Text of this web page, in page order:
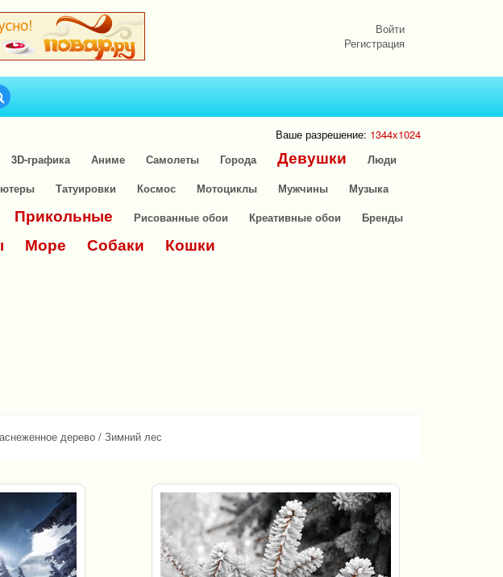
Войти
Регистрация
Ваше разрешение: 1344x1024
3D-графика Аниме Самолеты Города Девушки
Люди
Татуировки Космос Мотоциклы Мужчины
Музыка
Прикольные Рисованные обои Креативные обои Бренды
Море Собаки Кошки
дерево / Зимний лес